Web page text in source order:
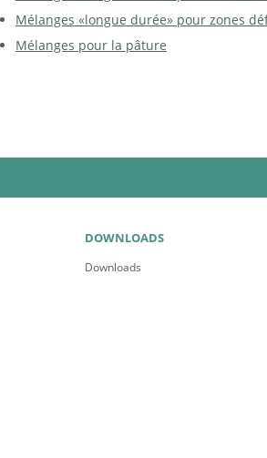
Mélanges «longue durée» pour zones
Mélanges pour la pâture
DOWNLOADS
Downloads